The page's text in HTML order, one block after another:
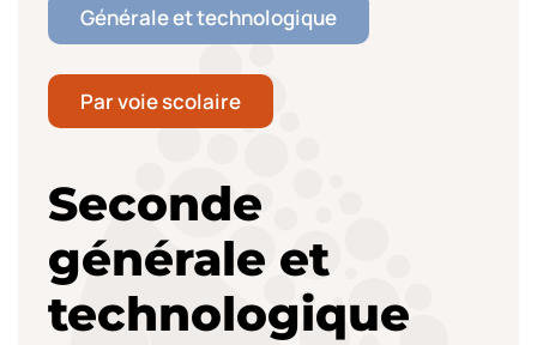
Générale et technologique
Par voie scolaire
Seconde
générale et
technologique